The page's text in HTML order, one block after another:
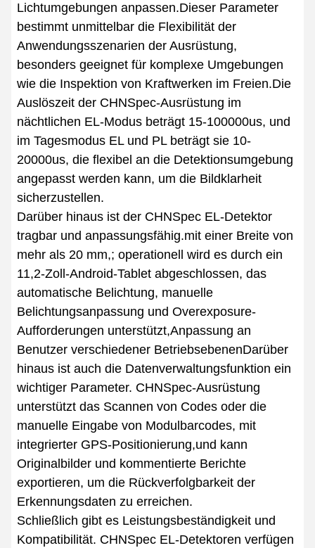
Lichtumgebungen anpassen.Dieser Parameter
bestimmt unmittelbar die Flexibilität der
Anwendungsszenarien der Ausrüstung,
besonders geeignet für komplexe Umgebungen
wie die Inspektion von Kraftwerken im Freien.Die
Auslöszeit der CHNSpec-Ausrüstung im
nächtlichen EL-Modus beträgt 15-100000us, und
im Tagesmodus EL und PL beträgt sie 10-
20000us, die flexibel an die Detektionsumgebung
angepasst werden kann, um die Bildklarheit
sicherzustellen.
Darüber hinaus ist der CHNSpec EL-Detektor
tragbar und anpassungsfähig.mit einer Breite von
mehr als 20 mm,; operationell wird es durch ein
11,2-Zoll-Android-Tablet abgeschlossen, das
automatische Belichtung, manuelle
Belichtungsanpassung und Overexposure-
Aufforderungen unterstützt,Anpassung an
Benutzer verschiedener BetriebsebenenDarüber
hinaus ist auch die Datenverwaltungsfunktion ein
wichtiger Parameter. CHNSpec-Ausrüstung
unterstützt das Scannen von Codes oder die
manuelle Eingabe von Modulbarcodes, mit
integrierter GPS-Positionierung,und kann
Originalbilder und kommentierte Berichte
exportieren, um die Rückverfolgbarkeit der
Erkennungsdaten zu erreichen.
Schließlich gibt es Leistungsbeständigkeit und
Kompatibilität. CHNSpec EL-Detektoren verfügen